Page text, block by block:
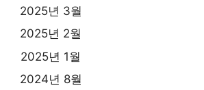
2025년 3월
2025년 2월
2025년 1월
2024년 8월